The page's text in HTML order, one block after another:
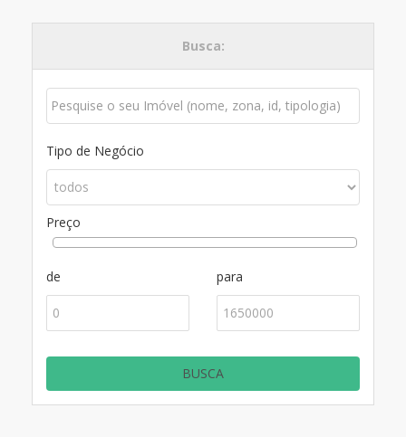
Busca:
Tipo de Negócio
Preço
de para